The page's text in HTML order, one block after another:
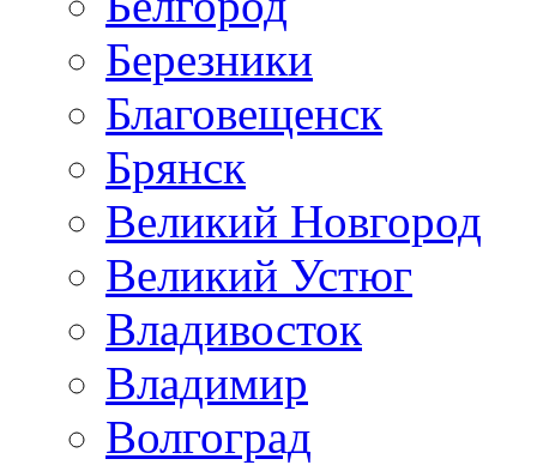
Березники
Благовещенск
Брянск
Великий Новгород
Великий Устюг
Владивосток
Владимир
Волгоград